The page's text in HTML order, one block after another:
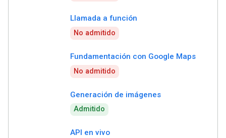
Llamada a función
No admitido
Fundamentación con Google Maps
No admitido
Generación de imágenes
Admitido
API en vivo